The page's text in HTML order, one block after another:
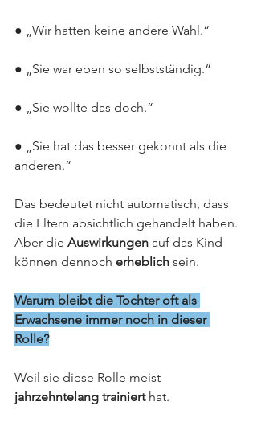
● „Wir hatten keine andere Wahl.“
● „Sie war eben so selbstständig.“
● „Sie wollte das doch.“
● „Sie hat das besser gekonnt als die
anderen.“
Das bedeutet nicht automatisch, dass
die Eltern absichtlich gehandelt haben.
Aber die Auswirkungen auf das Kind
können dennoch erheblich sein.
Warum bleibt die Tochter oft als
Erwachsene immer noch in dieser
Rolle?
Weil sie diese Rolle meist
jahrzehntelang trainiert hat.